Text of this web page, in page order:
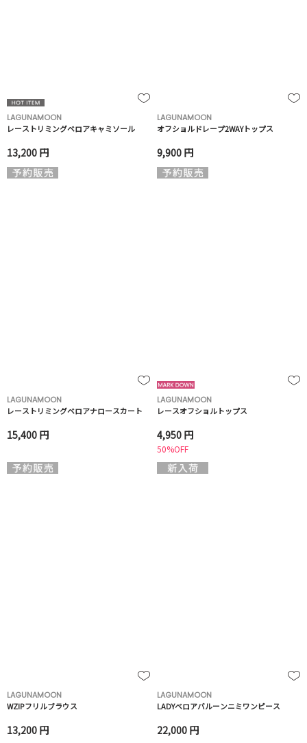
LAGUNAMOON
レーストリミングベロアキャミソール
13,200 円
LAGUNAMOON
オフショルドレープ2WAYトップス
9,900 円
LAGUNAMOON
レーストリミングベロアナロースカート
15,400 円
LAGUNAMOON
レースオフショルトップス
4,950 円
50%OFF
LAGUNAMOON
WZIPフリルブラウス
13,200 円
LAGUNAMOON
LADYベロアバルーンニミワンピース
22,000 円